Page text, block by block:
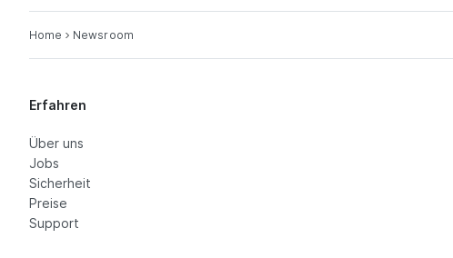
Home Newsroom
Erfahren
Über uns
Jobs
Sicherheit
Preise
Support